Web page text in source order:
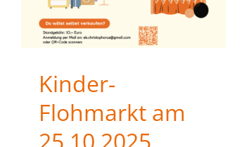
Kinder-
Flohmarkt am